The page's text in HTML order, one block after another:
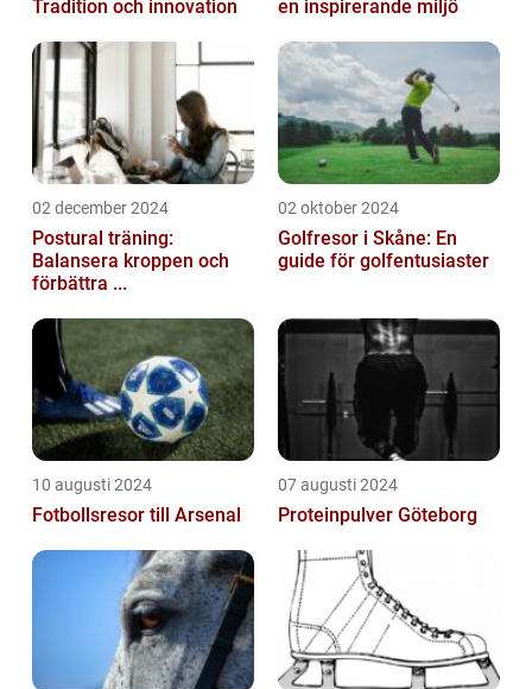
Tradition och innovation en inspirerande miljö
02 december 2024
Postural träning:
Balansera kroppen och
förbättra ...
02 oktober 2024
Golfresor i Skåne: En
guide för golfentusiaster
10 augusti 2024
Fotbollsresor till Arsenal
07 augusti 2024
Proteinpulver Göteborg